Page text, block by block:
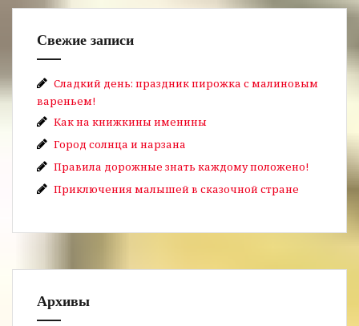
Свежие записи
Сладкий день: праздник пирожка с малиновым
вареньем!
Как на книжкины именины
Город солнца и нарзана
Правила дорожные знать каждому положено!
Приключения малышей в сказочной стране
Архивы